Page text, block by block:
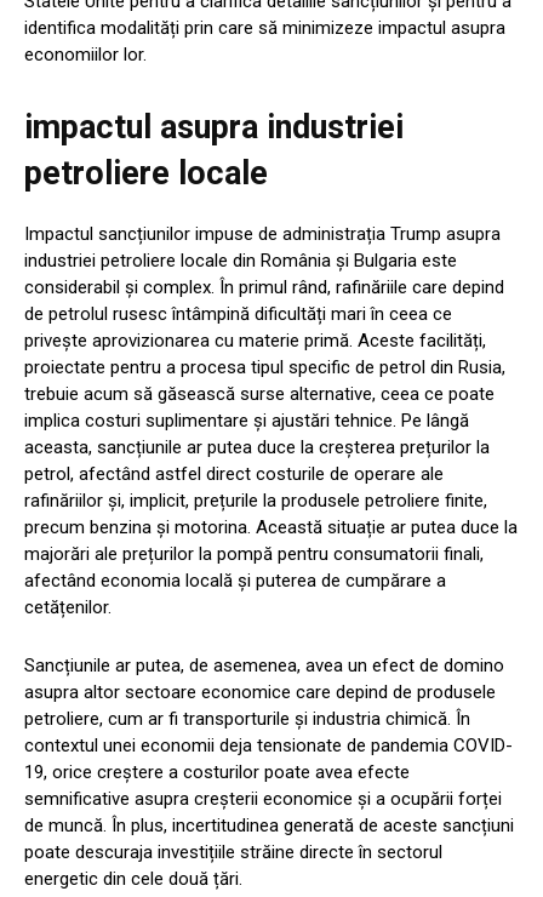
identifica modalități prin care să minimizeze impactul asupra
economiilor lor.
impactul asupra industriei
petroliere locale
Impactul sancțiunilor impuse de administrația Trump asupra
industriei petroliere locale din România și Bulgaria este
considerabil și complex. În primul rând, rafinăriile care depind
de petrolul rusesc întâmpină dificultăți mari în ceea ce
privește aprovizionarea cu materie primă. Aceste facilități,
proiectate pentru a procesa tipul specific de petrol din Rusia,
trebuie acum să găsească surse alternative, ceea ce poate
implica costuri suplimentare și ajustări tehnice. Pe lângă
aceasta, sancțiunile ar putea duce la creșterea prețurilor la
petrol, afectând astfel direct costurile de operare ale
rafinăriilor și, implicit, prețurile la produsele petroliere finite,
precum benzina și motorina. Această situație ar putea duce la
majorări ale prețurilor la pompă pentru consumatorii finali,
afectând economia locală și puterea de cumpărare a
cetățenilor.
Sancțiunile ar putea, de asemenea, avea un efect de domino
asupra altor sectoare economice care depind de produsele
petroliere, cum ar fi transporturile și industria chimică. În
contextul unei economii deja tensionate de pandemia COVID-
19, orice creștere a costurilor poate avea efecte
semnificative asupra creșterii economice și a ocupării forței
de muncă. În plus, incertitudinea generată de aceste sancțiuni
poate descuraja investițiile străine directe în sectorul
energetic din cele două țări.